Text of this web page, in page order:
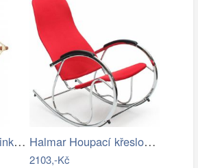
Houpací síť pro miminka La Siesta… Halmar Houpací křeslo Ben 2 - černé
2103,-Kč